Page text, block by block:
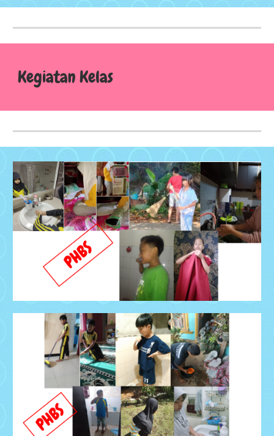
Kegiatan Kelas